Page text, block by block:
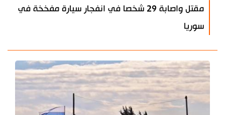
مقتل واصابة 29 شخصا في انفجار سيارة مفخخة في
سوريا